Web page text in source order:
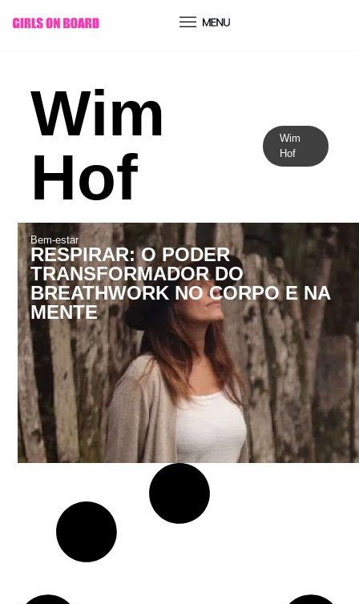
conteúdo
Wim
Hof
Wim
Hof
Bem-estar
RESPIRAR: O PODER
TRANSFORMADOR DO
BREATHWORK NO CORPO E NA
MENTE